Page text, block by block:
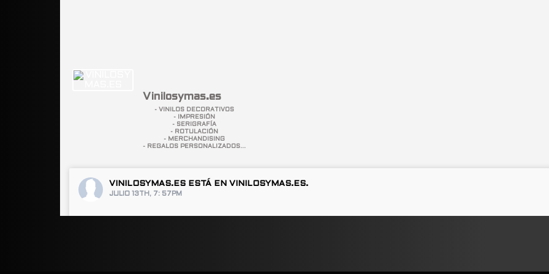
Vinilosymas.es
- VINILOS DECORATIVOS
- IMPRESIÓN
- SERIGRAFÍA
- ROTULACIÓN
- MERCHANDISING
- REGALOS PERSONALIZADOS...
VINILOSYMAS.ES ESTÁ EN VINILOSYMAS.ES.
JULIO 13TH, 7: 57PM